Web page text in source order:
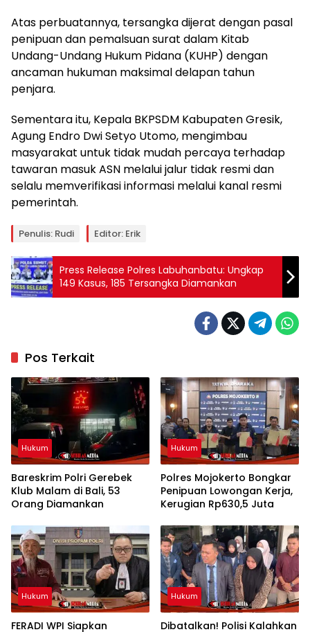
Atas perbuatannya, tersangka dijerat dengan pasal
penipuan dan pemalsuan surat dalam Kitab
Undang-Undang Hukum Pidana (KUHP) dengan
ancaman hukuman maksimal delapan tahun
penjara.
Sementara itu, Kepala BKPSDM Kabupaten Gresik,
Agung Endro Dwi Setyo Utomo, mengimbau
masyarakat untuk tidak mudah percaya terhadap
tawaran masuk ASN melalui jalur tidak resmi dan
selalu memverifikasi informasi melalui kanal resmi
pemerintah.
Penulis: Rudi Editor: Erik
Press Release Polres Labuhanbatu: Ungkap
149 Kasus, 185 Tersangka Diamankan
Pos Terkait
Hukum
Bareskrim Polri Gerebek
Klub Malam di Bali, 53
Orang Diamankan
Hukum
Polres Mojokerto Bongkar
Penipuan Lowongan Kerja,
Kerugian Rp630,5 Juta
Hukum
FERADI WPI Siapkan
Hukum
Dibatalkan! Polisi Kalahkan